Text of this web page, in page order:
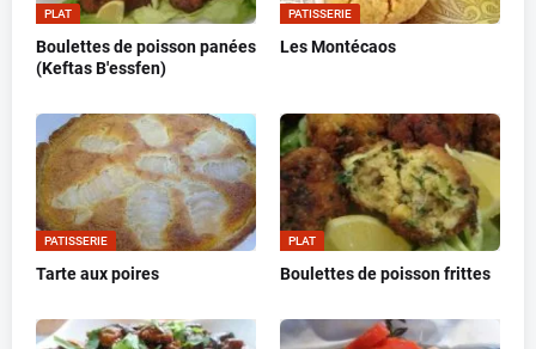
PLAT
Boulettes de poisson panées
(Keftas B'essfen)
PATISSERIE
Les Montécaos
PATISSERIE
Tarte aux poires
PLAT
Boulettes de poisson frittes